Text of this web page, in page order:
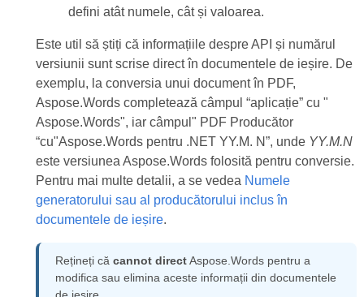
defini atât numele, cât și valoarea.
Este util să știți că informațiile despre API și numărul
versiunii sunt scrise direct în documentele de ieșire. De
exemplu, la conversia unui document în PDF,
Aspose.Words completează câmpul “aplicație” cu "
Aspose.Words", iar câmpul" PDF Producător
“cu"Aspose.Words pentru .NET YY.M. N”, unde YY.M.N
este versiunea Aspose.Words folosită pentru conversie.
Pentru mai multe detalii, a se vedea Numele
generatorului sau al producătorului inclus în
documentele de ieșire.
Rețineți că cannot directAspose.Words pentru a
modifica sau elimina aceste informații din documentele